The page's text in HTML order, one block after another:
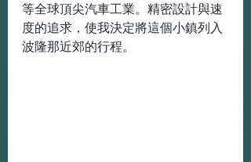
等全球頂尖汽車工業。精密設計與速
度的追求，使我決定將這個小鎮列入
波隆那近郊的行程。